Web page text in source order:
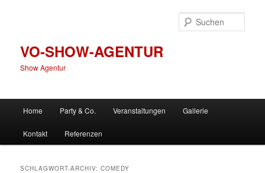
VO-SHOW-AGENTUR
Show Agentur
Home Party & Co. Veranstaltungen Gallerie
Kontakt Referenzen
SCHLAGWORT-ARCHIV:COMEDY